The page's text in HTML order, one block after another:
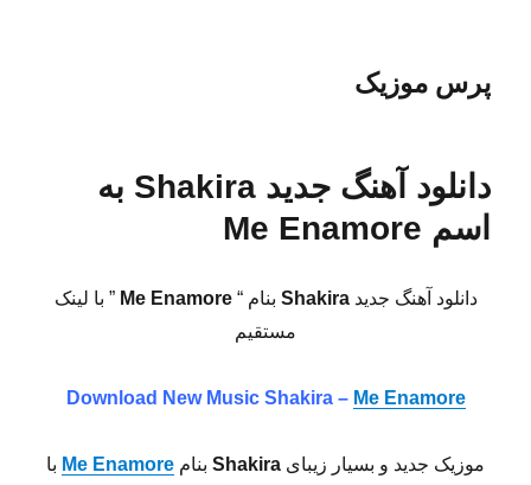
پرس موزیک
دانلود آهنگ جدید Shakira به
اسم Me Enamore
دانلود آهنگ جدید Shakira بنام “ Me Enamore
” با لینک
مستقیم
Download New Music Shakira – Me Enamore
موزیک جدید و بسیار زیبای Shakira بنام Me Enamore با